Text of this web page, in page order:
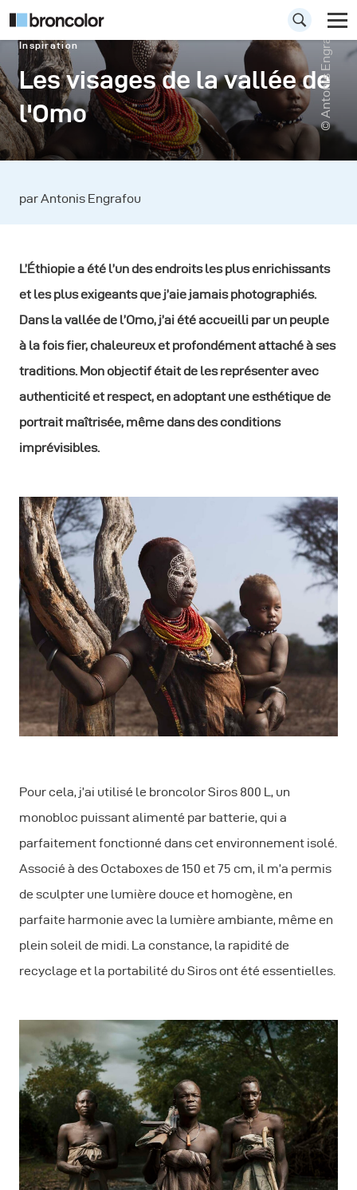
Inspiration
Les visages de la vallée de
l'Omo
© Antonis Engrafou
par Antonis Engrafou
L’Éthiopie a été l’un des endroits les plus enrichissants
et les plus exigeants que j’aie jamais photographiés.
Dans la vallée de l’Omo, j’ai été accueilli par un peuple
à la fois fier, chaleureux et profondément attaché à ses
traditions. Mon objectif était de les représenter avec
authenticité et respect, en adoptant une esthétique de
portrait maîtrisée, même dans des conditions
imprévisibles.
Pour cela, j’ai utilisé le broncolor Siros 800 L, un
monobloc puissant alimenté par batterie, qui a
parfaitement fonctionné dans cet environnement isolé.
Associé à des Octaboxes de 150 et 75 cm, il m’a permis
de sculpter une lumière douce et homogène, en
parfaite harmonie avec la lumière ambiante, même en
plein soleil de midi. La constance, la rapidité de
recyclage et la portabilité du Siros ont été essentielles.